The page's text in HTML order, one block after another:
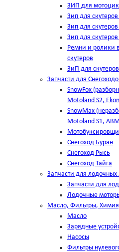
ЗИП для
Зип для
Зип для скутеров
Зип для скутеров
Ремни и ролики
скутеров
ЗиП для
Запчасти для
SnowFox
Motoland S2,
SnowMax
Motoland S1,
Снегоход Буран
Снегоход Рысь
Снегоход Тайга
Запчасти для лодочных
Запчасти для
Лодочные
Масло, Фильтры,
Масло
Зарядные
Насосы
Фильтры